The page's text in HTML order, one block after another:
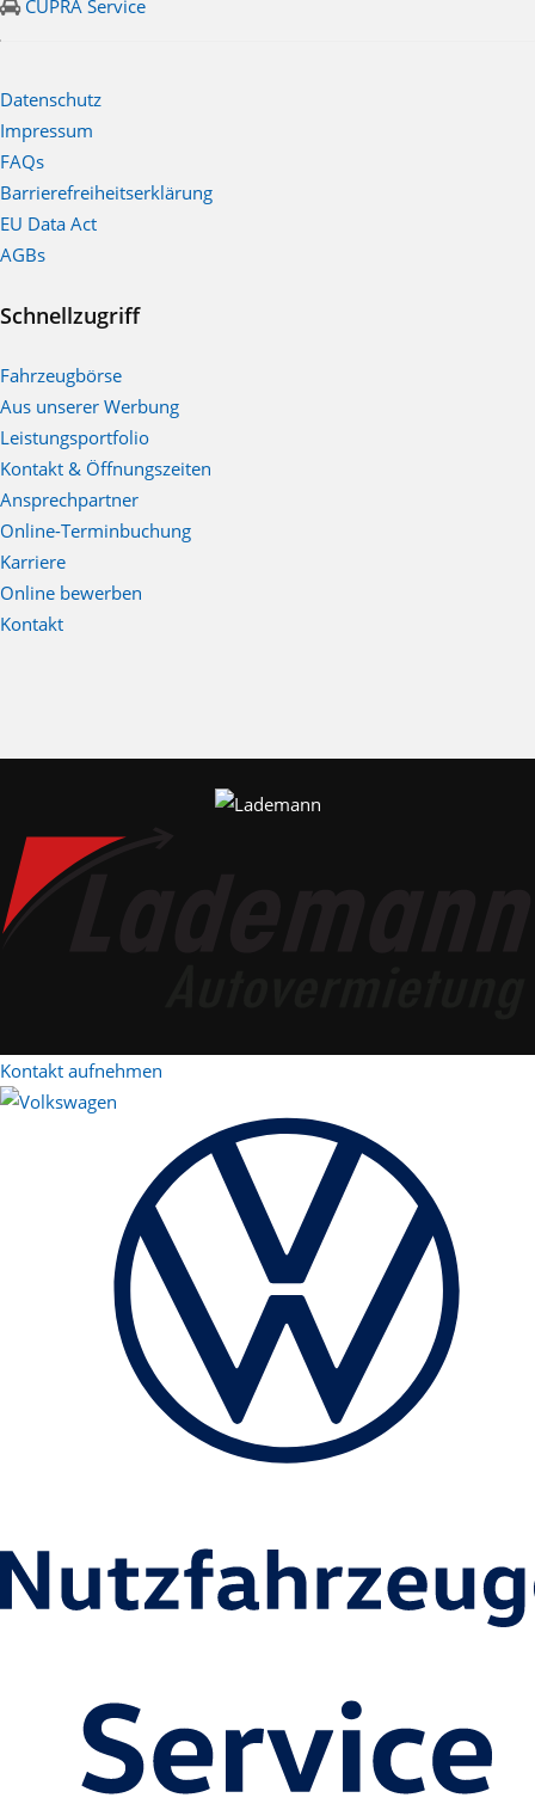
CUPRA Service
Datenschutz
Impressum
FAQs
Barrierefreiheitserklärung
EU Data Act
AGBs
Schnellzugriff
Fahrzeugbörse
Aus unserer Werbung
Leistungsportfolio
Kontakt & Öffnungszeiten
Ansprechpartner
Online-Terminbuchung
Karriere
Online bewerben
Kontakt
Kontakt aufnehmen